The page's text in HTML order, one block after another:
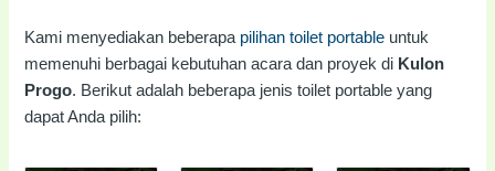
Kami menyediakan beberapa pilihan toilet portable untuk
memenuhi berbagai kebutuhan acara dan proyek di Kulon
Progo. Berikut adalah beberapa jenis toilet portable yang
dapat Anda pilih: